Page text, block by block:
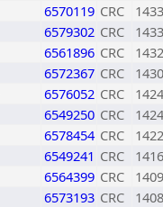
6570119 CRC
1433
6579302 CRC
1433
6561896 CRC
1432
6572367 CRC
1430
6576052 CRC
1424
6549250 CRC
1424
6578454 CRC
1422
6549241 CRC
1416
6564399 CRC
1409
6573193 CRC
1408